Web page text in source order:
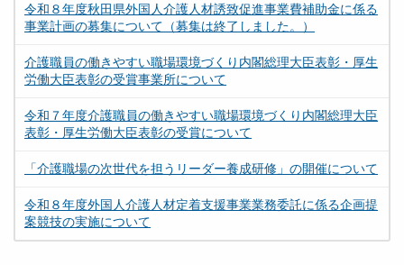
令和８年度秋田県外国人介護人材誘致促進事業費補助金に係る
事業計画の募集について（募集は終了しました。）
介護職員の働きやすい職場環境づくり内閣総理大臣表彰・厚生
労働大臣表彰の受賞事業所について
令和７年度介護職員の働きやすい職場環境づくり内閣総理大臣
表彰・厚生労働大臣表彰の受賞について
「介護職場の次世代を担うリーダー養成研修」の開催について
令和８年度外国人介護人材定着支援事業業務委託に係る企画提
案競技の実施について